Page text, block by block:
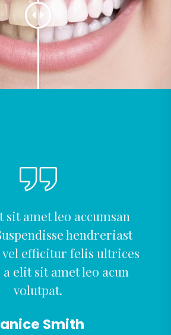
sit amet leo accumsan
hendreriast
vel efficitur felis ultrices
a elit sit amet leo acun
volutpat.
Smith